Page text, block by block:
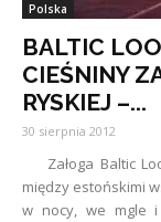
Polska
BALTIC
CIEŚNINY
RYSKIEJ –...
30 sierpnia 2012
Załoga Baltic
między estońskimi
w nocy, we mgle